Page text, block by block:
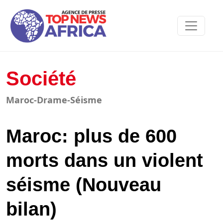
Société
Maroc-Drame-Séisme
Maroc: plus de 600
morts dans un violent
séisme (Nouveau
bilan)